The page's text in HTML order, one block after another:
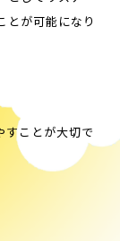
とが可能になり
すことが大切で